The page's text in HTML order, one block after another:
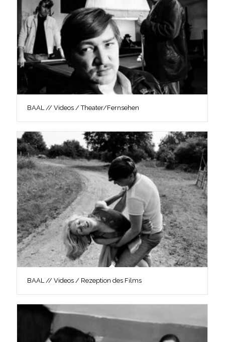
BAAL // Videos / Theater/Fernsehen
BAAL // Videos / Rezeption des Films